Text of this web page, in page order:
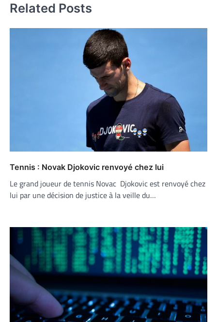
Related Posts
Tennis : Novak Djokovic renvoyé chez lui
Le grand joueur de tennis Novac Djokovic est renvoyé chez
lui par une décision de justice à la veille du…